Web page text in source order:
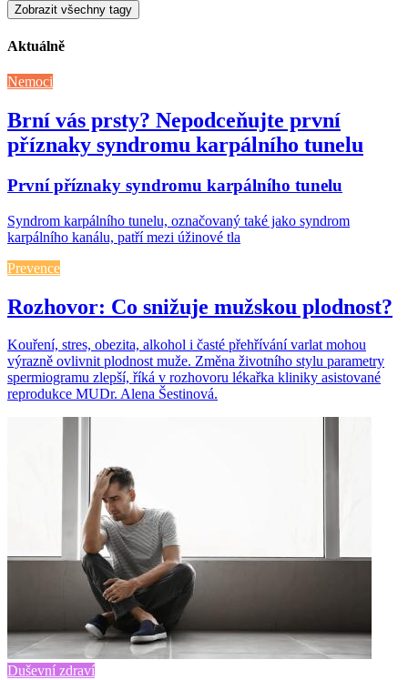
Zobrazit všechny tagy
Aktuálně
Nemoci
Brní vás prsty? Nepodceňujte první
příznaky syndromu karpálního tunelu
První příznaky syndromu karpálního tunelu
Syndrom karpálního tunelu, označovaný také jako syndrom
karpálního kanálu, patří mezi úžinové tla
Prevence
Rozhovor: Co snižuje mužskou plodnost?
Kouření, stres, obezita, alkohol i časté přehřívání varlat mohou
výrazně ovlivnit plodnost muže. Změna životního stylu parametry
spermiogramu zlepší, říká v rozhovoru lékařka kliniky asistované
reprodukce MUDr. Alena Šestinová.
Duševní zdraví